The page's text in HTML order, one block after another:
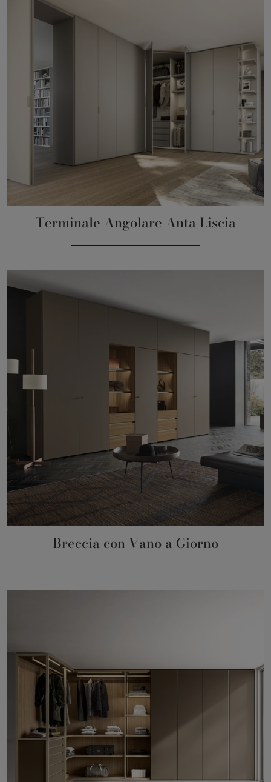
Terminale Angolare Anta Liscia
Breccia con Vano a Giorno